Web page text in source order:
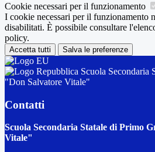
Cookie necessari per il funzionamento
I cookie necessari per il funzionamento
disabilitati. È possibile consultare
policy.
Accetta tutti Salva le preferenze
Scuola Secondaria
"Don Salvatore Vitale"
Contatti
Scuola Secondaria Statale di Primo
Vitale"